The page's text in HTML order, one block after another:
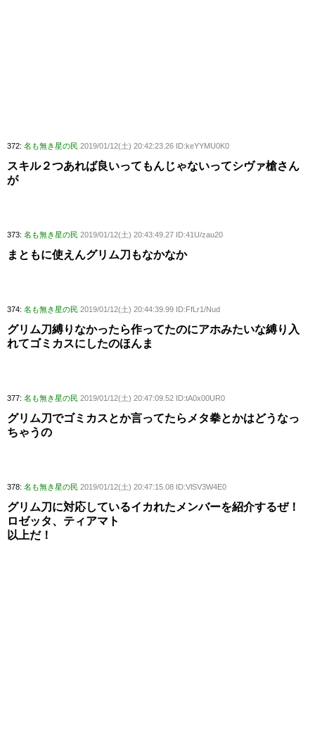
372: 名も無き星の民 2019/01/12(土) 20:42:23.26 ID:keYYMU0K0
スキル２つあれば良いってもんじゃないってシヴァ槍さん
が
373: 名も無き星の民 2019/01/12(土) 20:43:49.27 ID:41U/zau20
まともに使えんグリム刀もなかなか
374: 名も無き星の民 2019/01/12(土) 20:44:39.99 ID:FfLr1/Nud
グリム刀縛りなかったら作ってたのにアホみたいな縛り入
れてゴミカスにしたのほんま
377: 名も無き星の民 2019/01/12(土) 20:47:09.52 ID:tA0x00UR0
グリム刀でゴミカスとか言ってたらメタ拳とかはどうなっ
ちゃうの
378: 名も無き星の民 2019/01/12(土) 20:47:15.08 ID:VlSV3W4E0
グリム刀に対応しているイカれたメンバーを紹介するぜ！
ロゼッタ、ティアマト
以上だ！